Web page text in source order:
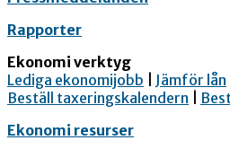
Rapporter
Ekonomi verktyg
Lediga ekonomijobb
Jämför lån
Beställ taxeringskalendern
Ekonomi resurser